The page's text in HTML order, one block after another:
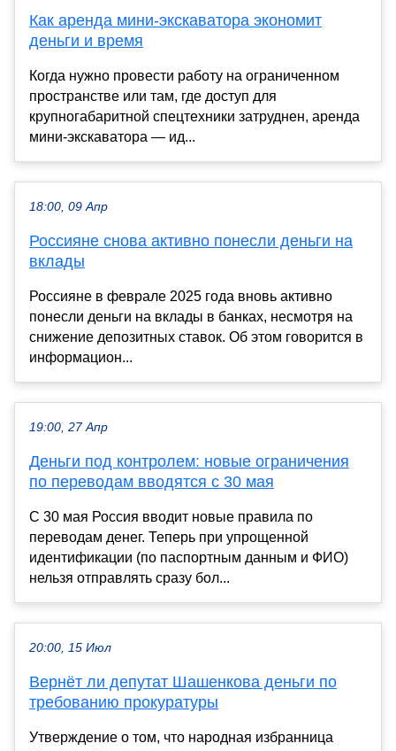
Как аренда мини-экскаватора экономит
деньги и время
Когда нужно провести работу на ограниченном
пространстве или там, где доступ для
крупногабаритной спецтехники затруднен, аренда
мини-экскаватора — ид...
18:00, 09 Апр
Россияне снова активно понесли деньги на
вклады
Россияне в феврале 2025 года вновь активно
понесли деньги на вклады в банках, несмотря на
снижение депозитных ставок. Об этом говорится в
информацион...
19:00, 27 Апр
Деньги под контролем: новые ограничения
по переводам вводятся с 30 мая
С 30 мая Россия вводит новые правила по
переводам денег. Теперь при упрощенной
идентификации (по паспортным данным и ФИО)
нельзя отправлять сразу бол...
20:00, 15 Июл
Вернёт ли депутат Шашенкова деньги по
требованию прокуратуры
Утверждение о том, что народная избранница